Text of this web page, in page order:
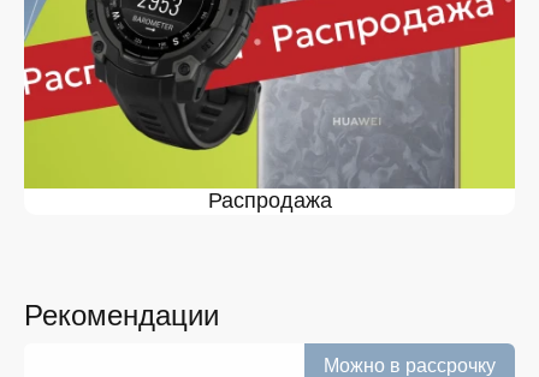
Лучшая цена Сони Плейстейшен
5 Слим в Орле и другие
преимущества магазина iSpace
Интернет-магазин iSpace предлагает выгодные
условия для тех, кто хочет купить PlayStation 5 Slim в
Орле. В каталоге представлены только оригинальные
модели с официальной гарантией. Вся продукция
поступает напрямую от производителя, а ассортимент
и профессиональному сервису покупка становится
максимально удобной. Заказ можно оформить онлайн
— это быстро и просто, без лишних ожиданий и
Распродажа
Рекомендации
Можно в рассрочку